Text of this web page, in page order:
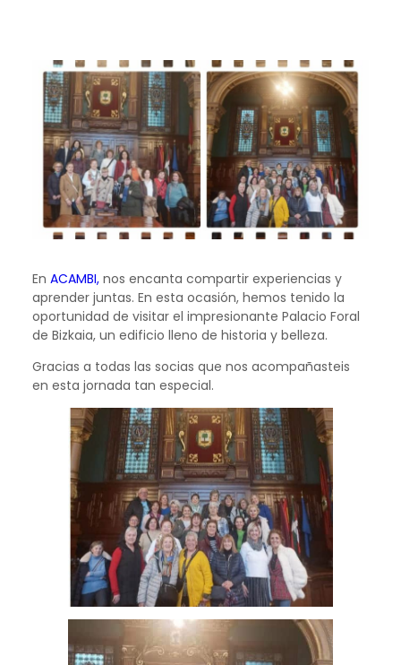
En ACAMBI, nos encanta compartir experiencias y
aprender juntas. En esta ocasión, hemos tenido la
oportunidad de visitar el impresionante Palacio Foral
de Bizkaia, un edificio lleno de historia y belleza.
Gracias a todas las socias que nos acompañasteis
en esta jornada tan especial.